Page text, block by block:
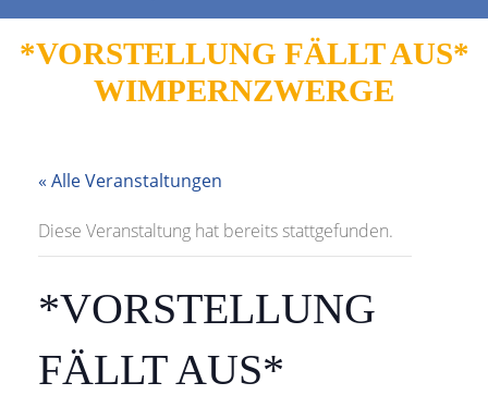
*VORSTELLUNG FÄLLT AUS*
WIMPERNZWERGE
« Alle Veranstaltungen
Diese Veranstaltung hat bereits stattgefunden.
*VORSTELLUNG
FÄLLT AUS*